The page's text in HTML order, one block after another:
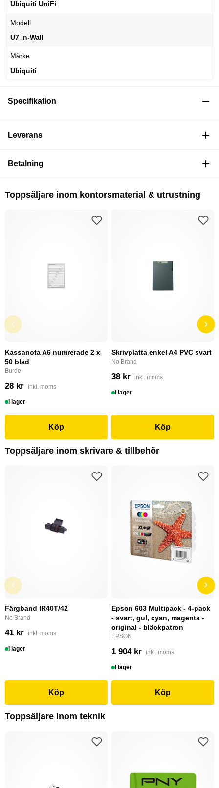
Ubiquiti UniFi
Modell
U7 In-Wall
Märke
Ubiquiti
Specifikation
Leverans
Betalning
Toppsäljare inom kontorsmaterial & utrustning
Kassanota A6 numrerade 2 x
50 blad
Burde
28 kr inkl. moms
I lager
Köp
Skrivplatta enkel A4 PVC svart
No Brand
38 kr inkl. moms
I lager
Köp
Toppsäljare inom skrivare & tillbehör
Färgband IR40T/42
No Brand
41 kr inkl. moms
I lager
Köp
Epson 603 Multipack - 4-pack
- svart, gul, cyan, magenta -
original - bläckpatron
EPSON
1 904 kr inkl. moms
I lager
Köp
Toppsäljare inom teknik